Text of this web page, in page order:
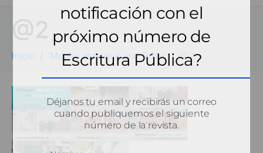
Inicio ‘Mucho más que una firma’ @2
notificación con el
próximo número de
Escritura Pública?
Déjanos tu email y recibirás un correo
cuando publiquemos el siguiente
número de la revista.